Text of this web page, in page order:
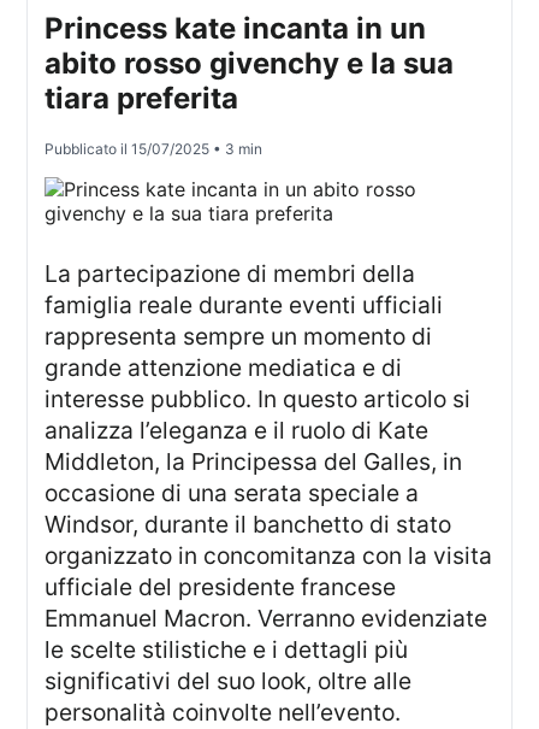
Princess kate incanta in un
abito rosso givenchy e la sua
tiara preferita
Pubblicato il15/07/2025 • 3 min
La partecipazione di membri della
famiglia reale durante eventi ufficiali
rappresenta sempre un momento di
grande attenzione mediatica e di
interesse pubblico. In questo articolo si
analizza l’eleganza e il ruolo di Kate
Middleton, la Principessa del Galles, in
occasione di una serata speciale a
Windsor, durante il banchetto di stato
organizzato in concomitanza con la visita
ufficiale del presidente francese
Emmanuel Macron. Verranno evidenziate
le scelte stilistiche e i dettagli più
significativi del suo look, oltre alle
personalità coinvolte nell’evento.